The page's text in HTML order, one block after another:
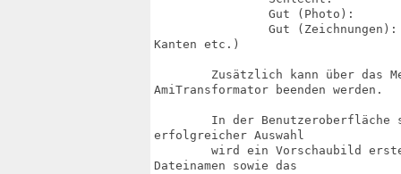
Kanten etc.)
AmiTransformator beenden werden.
erfolgreicher Auswahl
Dateinamen sowie das